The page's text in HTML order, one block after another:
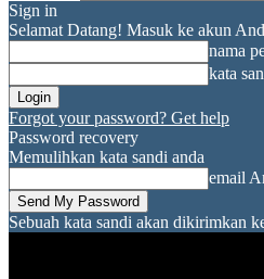
Sign in
Selamat Datang! Masuk ke akun
nama
kata
Forgot your password? Get help
Password recovery
Memulihkan kata sandi anda
email
Sebuah kata sandi akan dikirimkan